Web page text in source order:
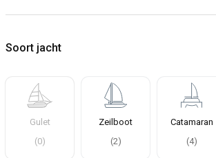
Soort jacht
Gulet
(0)
Zeilboot
(2)
Catamaran
(4)